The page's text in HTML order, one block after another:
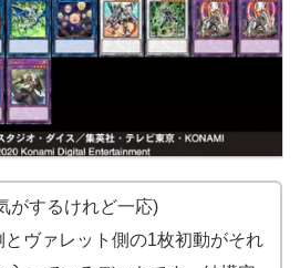
がするけれど一応)
とヴァレット側の1枚初動がそれ